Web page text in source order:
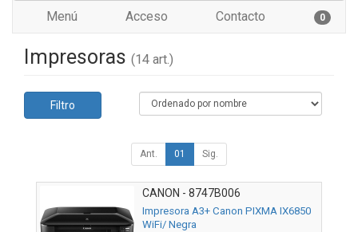
Menú Acceso Contacto 0
Impresoras (14 art.)
Filtro
Ant. 01 Sig.
CANON - 8747B006
Impresora A3+ Canon PIXMA IX6850
WiFi/ Negra